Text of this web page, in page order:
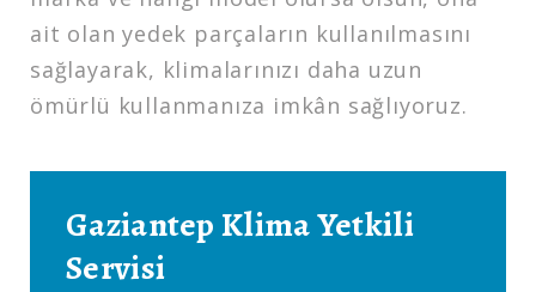
ait olan yedek parçaların kullanılmasını
sağlayarak, klimalarınızı daha uzun
ömürlü kullanmanıza imkân sağlıyoruz.
Gaziantep Klima Yetkili
Servisi